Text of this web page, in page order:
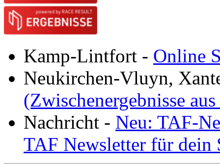
Kamp-Lintfort - Online
Neukirchen-Vluyn,
(Zwischenergebnisse
Nachricht - Neu: TAF-
TAF Newsletter für dein